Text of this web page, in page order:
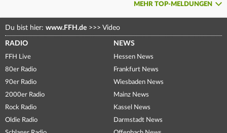
MEHR TOP-MELDUNGEN
Du bist hier: www.FFH.de >>> Video
RADIO
FFH Live
80er Radio
90er Radio
2000er Radio
Rock Radio
Oldie Radio
NEWS
Hessen News
Frankfurt News
Wiesbaden News
Mainz News
Kassel News
Darmstadt News